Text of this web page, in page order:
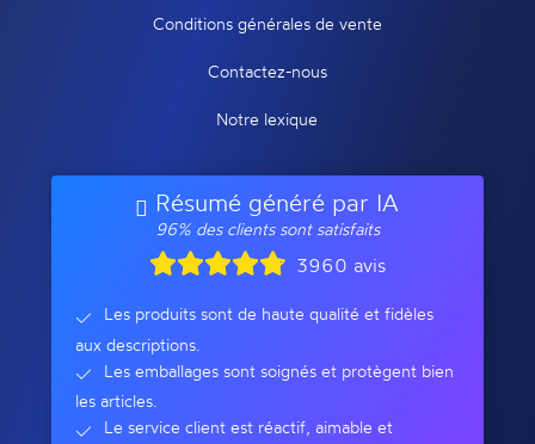
Conditions générales de vente
Contactez-nous
Notre lexique
Résumé généré par IA
96% des clients sont satisfaits
3960 avis
Les produits sont de haute qualité et fidèles
aux descriptions.
Les emballages sont soignés et protègent bien
les articles.
Le service client est réactif, aimable et